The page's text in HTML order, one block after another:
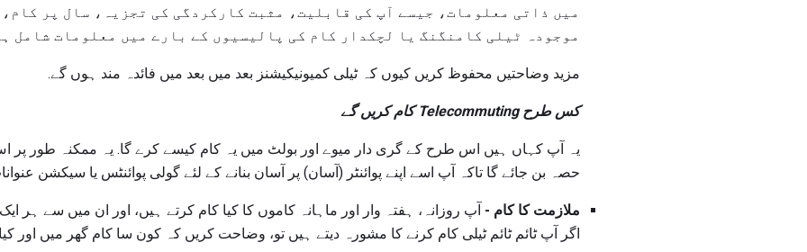
میں ذاتی معلومات، جیسے آپ کی قابلیت، مثبت کارکردگی کی تجزیہ، سال پر
موجودہ ٹیلی کامنگنگ یا لچکدار کام کی پالیسیوں کے بارے میں معلومات شامل
مزید وضاحتیں محفوظ کریں کیوں کہ ٹیلی کمیونیکیشنز بعد میں بعد میں فائدہ مند ہوں گے.
کس طرح Telecommuting کام کریں گے
یہ آپ کہاں ہیں اس طرح کے گری دار میوے اور بولٹ میں یہ کام کیسے کرے گا. یہ ممکنہ طور پر
حصہ بن جائے گا تاکہ آپ اسے اپنے پوائنٹر (آسان) پر آسان بنانے کے لئے گولی پوائنٹس یا سیکشن
ملازمت کا کام - آپ روزانہ، ہفتہ وار اور ماہانہ کاموں کا کیا کام کرتے ہیں، اور ان میں سے ہر
اگر آپ ٹائم ٹائم ٹیلی کام کرنے کا مشورہ دیتے ہیں تو، وضاحت کریں کہ کون سا کام گھر میں اور